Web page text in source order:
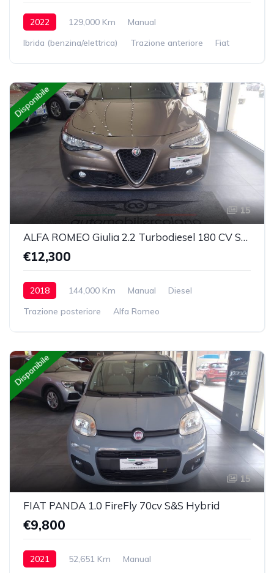
2022 129,000 Km
Manual
Ibrida (benzina/elettrica)
Trazione anteriore Fiat
Disponibile
15
ALFA ROMEO Giulia 2.2 Turbodiesel 180 CV Super
€12,300
2018 144,000 Km Manual
Diesel
Trazione posteriore
Alfa Romeo
Disponibile
15
FIAT PANDA 1.0 FireFly 70cv S&S Hybrid
€9,800
2021 52,651 Km
Manual